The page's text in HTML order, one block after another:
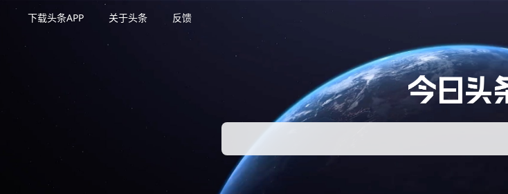
下载头条APP 关于头条 反馈